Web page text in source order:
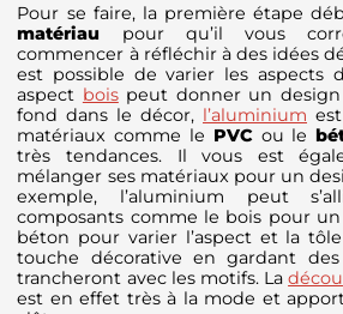
Pour se faire, la première étape
matériau pour qu’il vous
commencer à réfléchir à des idées
est possible de varier les aspects
aspect boispeut donner un
fond dans le décor, l’aluminium
matériaux comme le PVCou le
très tendances. Il vous est
mélanger ses matériaux pour un
exemple, l’aluminium peut
composants comme le bois pour
béton pour varier l’aspect et la
touche décorative en gardant
trancheront avec les motifs. La
est en effet très à la mode et